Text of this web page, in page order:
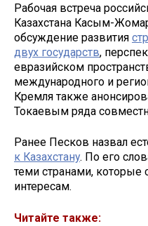
Рабочая встреча
Казахстана Касым-
обсуждение развития
двух государств,
евразийском
международного и
Кремля также
Токаевым ряда
Ранее Песков назвал
к Казахстану. По его
теми странами, которые
интересам.
Читайте также: